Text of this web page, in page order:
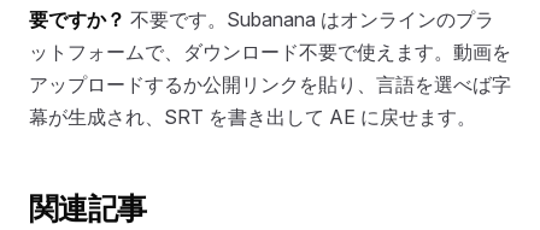
要ですか？ 不要です。Subanana はオンラインのプラ
ットフォームで、ダウンロード不要で使えます。動画を
アップロードするか公開リンクを貼り、言語を選べば字
幕が生成され、SRT を書き出して AE に戻せます。
関連記事